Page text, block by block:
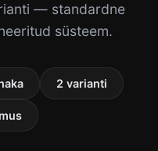
— standardne
süsteem.
2 varianti